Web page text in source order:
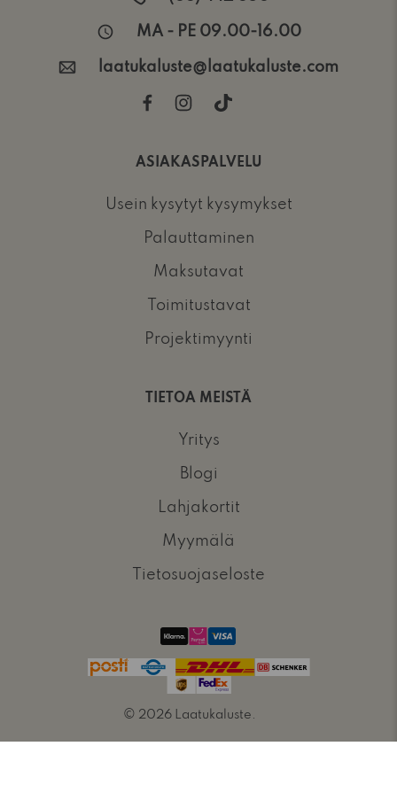
MA - PE 09.00-16.00
laatukaluste@laatukaluste.com
ASIAKASPALVELU
Usein kysytyt kysymykset
Palauttaminen
Maksutavat
Toimitustavat
Projektimyynti
TIETOA MEISTÄ
Yritys
Blogi
Lahjakortit
Myymälä
Tietosuojaseloste
© 2026 Laatukaluste